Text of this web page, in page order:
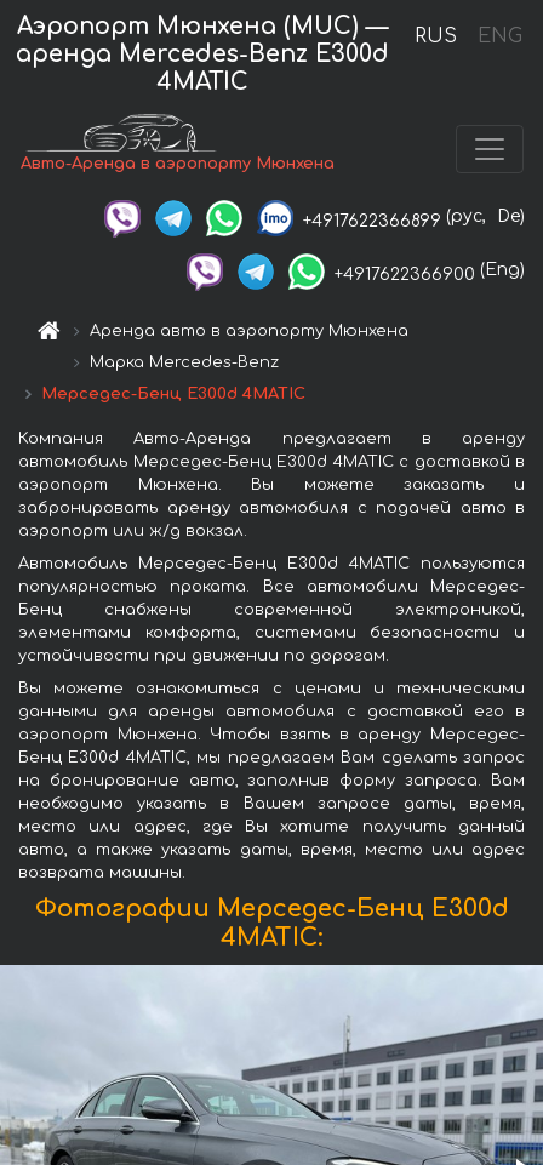
RUS ENG
Аэропорт Мюнхена (MUC) —
аренда Mercedes-Benz E300d
4MATIC
Авто-Аренда в аэропорту Мюнхена
+4917622366899 (рус, De)
+4917622366900 (Eng)
Аренда авто в аэропорту Мюнхена
Марка Mercedes-Benz
Мерседес-Бенц E300d 4MATIC
Компания Авто-Аренда предлагает в аренду
автомобиль Мерседес-Бенц E300d 4MATIC с доставкой в
аэропорт Мюнхена. Вы можете заказать и
забронировать аренду автомобиля с подачей авто в
аэропорт или ж/д вокзал.
Автомобиль Мерседес-Бенц E300d 4MATIC пользуются
популярностью проката. Все автомобили Мерседес-
Бенц снабжены современной электроникой,
элементами комфорта, системами безопасности и
устойчивости при движении по дорогам.
Вы можете ознакомиться с ценами и техническими
данными для аренды автомобиля с доставкой его в
аэропорт Мюнхена. Чтобы взять в аренду Мерседес-
Бенц E300d 4MATIC, мы предлагаем Вам сделать запрос
на бронирование авто, заполнив форму запроса. Вам
необходимо указать в Вашем запросе даты, время,
место или адрес, где Вы хотите получить данный
авто, а также указать даты, время, место или адрес
возврата машины.
Фотографии Мерседес-Бенц E300d
4MATIC: